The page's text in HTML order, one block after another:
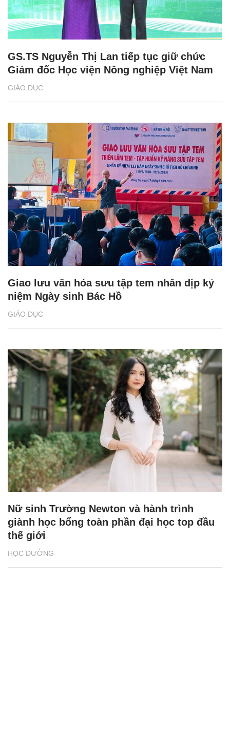
GIÁO DỤC
GS.TS Nguyễn Thị Lan tiếp tục giữ chức
Giám đốc Học viện Nông nghiệp Việt Nam
GIÁO DỤC
Giao lưu văn hóa sưu tập tem nhân dịp kỷ
niệm Ngày sinh Bác Hồ
HỌC ĐƯỜNG
Nữ sinh Trường Newton và hành trình
giành học bổng toàn phần đại học top đầu
thế giới